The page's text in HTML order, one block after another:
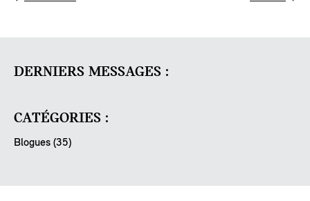
DERNIERS MESSAGES :
CATÉGORIES :
Blogues (35)